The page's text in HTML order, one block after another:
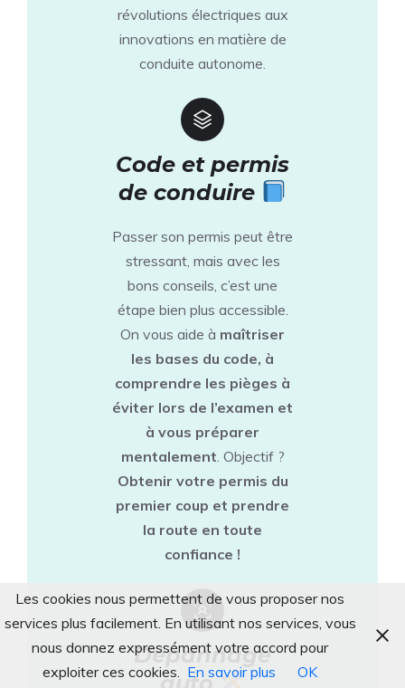
révolutions électriques aux
innovations en matière de
conduite autonome.
Code et permis
de conduire
Passer son permis peut être
stressant, mais avec les
bons conseils, c’est une
étape bien plus accessible.
On vous aide à maîtriser
les bases du code, à
comprendre les pièges à
éviter lors de l’examen et
à vous préparer
mentalement. Objectif ?
Obtenir votre permis du
premier coup et prendre
la route en toute
confiance !
Dépannage
Les cookies nous permettent de vous proposer nos
services plus facilement. En utilisant nos services, vous
nous donnez expressément votre accord pour
exploiter ces cookies. En savoir plus OK